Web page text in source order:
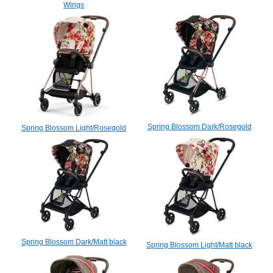
Wings
Spring Blossom Light/Rosegold Spring Blossom Dark/Rosegold
Spring Blossom Dark/Matt black Spring Blossom Light/Matt black